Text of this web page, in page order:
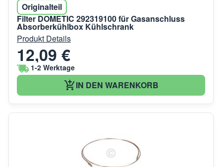
Originalteil
Filter DOMETIC 292319100 für Gasanschluss
Absorberkühlbox Kühlschrank
Produkt Details
12,09 €
1-2 Werktage
IN DEN WARENKORB